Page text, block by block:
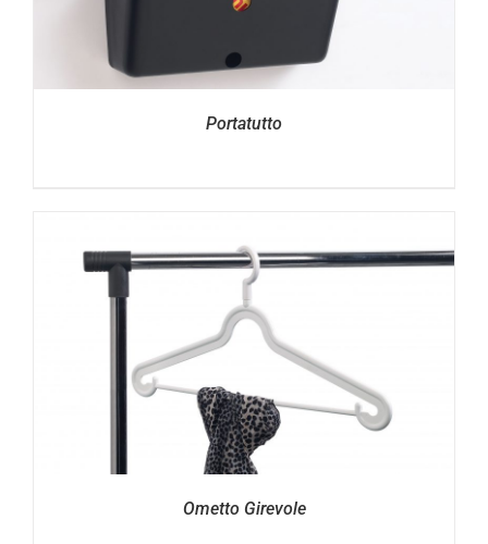
Portatutto
Ometto Girevole